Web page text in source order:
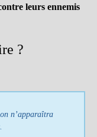
leurs ennemis
?
n’apparaîtra